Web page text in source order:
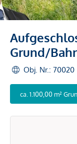
Grund/
Obj. Nr.: 70020
ca. 1.100,00 m²